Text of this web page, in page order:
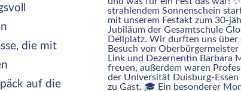
die mit
auf die